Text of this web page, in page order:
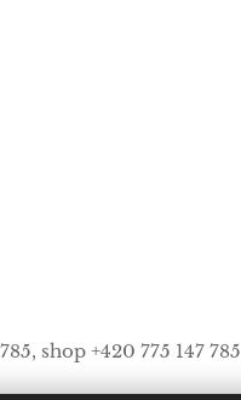
shop +420 775 147 785